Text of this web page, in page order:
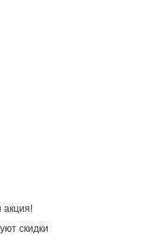
акция!
скидки